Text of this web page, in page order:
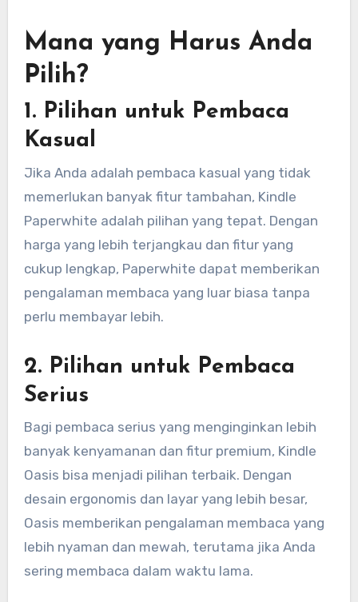
Mana yang Harus Anda
Pilih?
1. Pilihan untuk Pembaca
Kasual
Jika Anda adalah pembaca kasual yang tidak
memerlukan banyak fitur tambahan, Kindle
Paperwhite adalah pilihan yang tepat. Dengan
harga yang lebih terjangkau dan fitur yang
cukup lengkap, Paperwhite dapat memberikan
pengalaman membaca yang luar biasa tanpa
perlu membayar lebih.
2. Pilihan untuk Pembaca
Serius
Bagi pembaca serius yang menginginkan lebih
banyak kenyamanan dan fitur premium, Kindle
Oasis bisa menjadi pilihan terbaik. Dengan
desain ergonomis dan layar yang lebih besar,
Oasis memberikan pengalaman membaca yang
lebih nyaman dan mewah, terutama jika Anda
sering membaca dalam waktu lama.